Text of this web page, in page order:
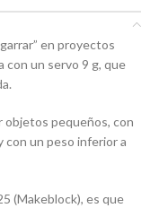
en proyectos
con un servo 9 g, que
objetos pequeños, con
con un peso inferior a
(Makeblock), es que